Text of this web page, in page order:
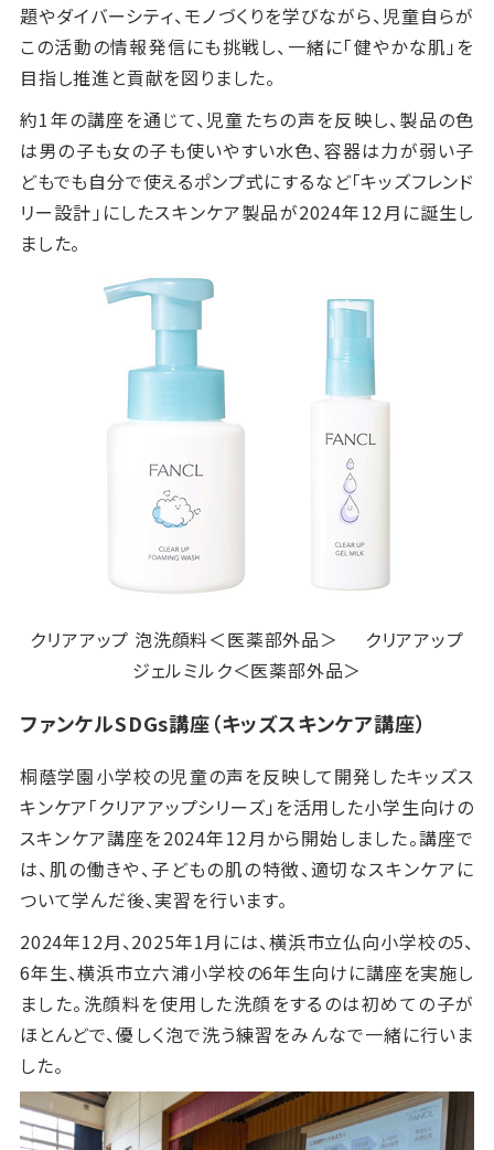
題やダイバーシティ、モノづくりを学びながら、児童自らが
この活動の情報発信にも挑戦し、一緒に「健やかな肌」を
目指し推進と貢献を図りました。
約1年の講座を通じて、児童たちの声を反映し、製品の色
は男の子も女の子も使いやすい水色、容器は力が弱い子
どもでも自分で使えるポンプ式にするなど「キッズフレンド
リー設計」にしたスキンケア製品が2024年12月に誕生し
ました。
クリアアップ 泡洗顔料＜医薬部外品＞ クリアアップ
ジェルミルク＜医薬部外品＞
ファンケルSDGs講座（キッズスキンケア講座）
桐蔭学園小学校の児童の声を反映して開発したキッズス
キンケア「クリアアップシリーズ」を活用した小学生向けの
スキンケア講座を2024年12月から開始しました。講座で
は、肌の働きや、子どもの肌の特徴、適切なスキンケアに
ついて学んだ後、実習を行います。
2024年12月、2025年1月には、横浜市立仏向小学校の5、
6年生、横浜市立六浦小学校の6年生向けに講座を実施し
ました。洗顔料を使用した洗顔をするのは初めての子が
ほとんどで、優しく泡で洗う練習をみんなで一緒に行いま
した。